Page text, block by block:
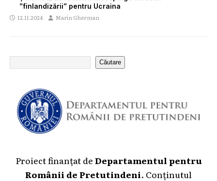
”finlandizării” pentru Ucraina
12.11.2024 Marin Gherman
Căutare
Proiect finanțat deDepartamentul pentru
Românii de Pretutindeni. Conținutul